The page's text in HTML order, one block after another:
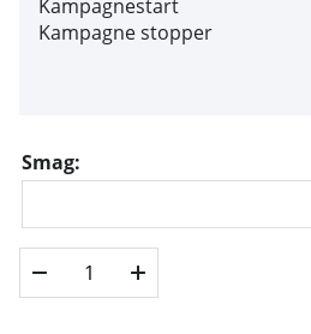
Kampagnestart
Kampagne stopper
Smag: